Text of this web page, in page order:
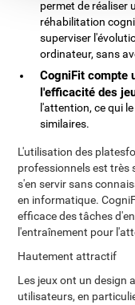
permet de réaliser
réhabilitation
superviser
ordinateur, sans
CogniFit compte
l'efficacité des
l'attention, ce qui
similaires.
L'utilisation des
professionnels est très
s'en servir sans
en informatique.
efficace des tâches
l'entraînement pour
Hautement attractif
Les jeux ont un design
utilisateurs, en